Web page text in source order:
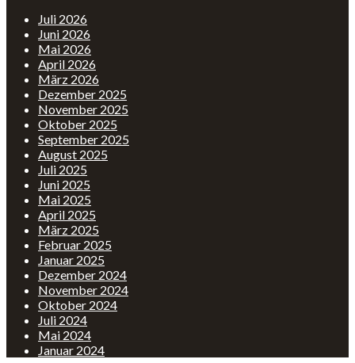
Juli 2026
Juni 2026
Mai 2026
April 2026
März 2026
Dezember 2025
November 2025
Oktober 2025
September 2025
August 2025
Juli 2025
Juni 2025
Mai 2025
April 2025
März 2025
Februar 2025
Januar 2025
Dezember 2024
November 2024
Oktober 2024
Juli 2024
Mai 2024
Januar 2024